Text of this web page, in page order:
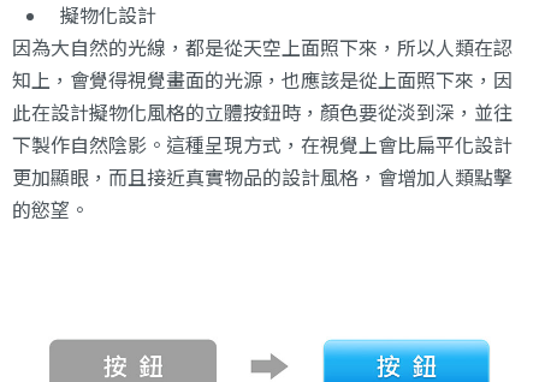
擬物化設計
因為大自然的光線，都是從天空上面照下來，所以人類在認
知上，會覺得視覺畫面的光源，也應該是從上面照下來，因
此在設計擬物化風格的立體按鈕時，顏色要從淡到深，並往
下製作自然陰影。這種呈現方式，在視覺上會比扁平化設計
更加顯眼，而且接近真實物品的設計風格，會增加人類點擊
的慾望。